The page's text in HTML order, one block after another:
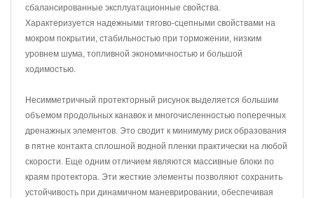
сбалансированные эксплуатационные свойства.
Характеризуется надежными тягово-сцепными свойствами на
мокром покрытии, стабильностью при торможении, низким
уровнем шума, топливной экономичностью и большой
ходимостью.
Несимметричный протекторный рисунок выделяется большим
объемом продольных канавок и многочисленностью поперечных
дренажных элементов. Это сводит к минимуму риск образования
в пятне контакта сплошной водной пленки практически на любой
скорости. Еще одним отличием являются массивные блоки по
краям протектора. Эти жесткие элементы позволяют сохранить
устойчивость при динамичном маневрировании, обеспечивая